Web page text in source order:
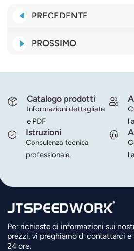
PRECEDENTE
PROSSIMO
Catalogo prodotti
Informazioni dettagliate
e PDF
Istruzioni
Consulenza tecnica
professionale.
Per richieste di informazioni sui
prezzi, vi preghiamo di contattarci
24 ore.